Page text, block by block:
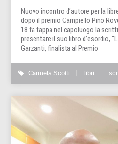
Nuovo incontro d’autore per la
dopo il premio Campiello Pino
18 fa tappa nel capoluogo la
presentare il suo libro d’esordio,
Garzanti, finalista al Premio
Carmela Scotti libri